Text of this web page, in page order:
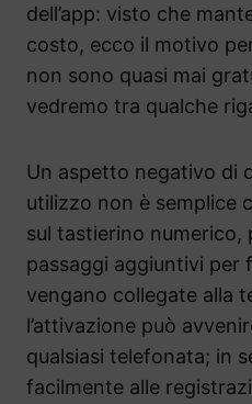
dell’app: visto che
costo, ecco il motivo
non sono quasi mai
vedremo tra qualche
Un aspetto negativo di
utilizzo non è semplice
sul tastierino numerico,
passaggi aggiuntivi per
vengano collegate alla
l’attivazione può
qualsiasi telefonata; in
facilmente alle